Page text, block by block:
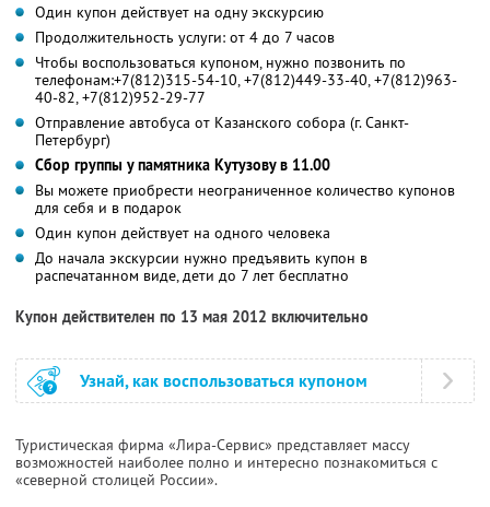
Один купон действует на одну экскурсию
Продолжительность услуги: от 4 до 7 часов
Чтобы воспользоваться купоном, нужно позвонить по
телефонам:+7(812)315-54-10, +7(812)449-33-40, +7(812)963-
40-82, +7(812)952-29-77
Отправление автобуса от Казанского собора (г. Санкт-
Петербург)
Сбор группы у памятника Кутузову в 11.00
Вы можете приобрести неограниченное количество купонов
для себя и в подарок
Один купон действует на одного человека
До начала экскурсии нужно предъявить купон в
распечатанном виде, дети до 7 лет бесплатно
Купон действителен по 13 мая 2012 включительно
Узнай, как воспользоваться купоном
Туристическая фирма «Лира-Сервис» представляет массу
возможностей наиболее полно и интересно познакомиться с
«северной столицей России».